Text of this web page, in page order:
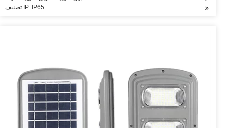
تصنيف IP: IP65